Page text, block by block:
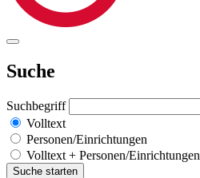
Suche
Suchbegriff
Volltext
Personen/Einrichtungen
Volltext + Personen/Einrichtungen